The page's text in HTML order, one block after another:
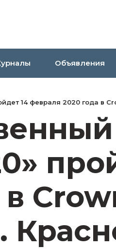
Объявления
14 февраля 2020 года в